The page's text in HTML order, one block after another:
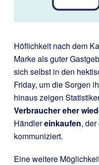
Höflichkeit nach dem
Marke als guter
sich selbst in den
Friday, um die Sorgen
hinaus zeigen
Verbraucher eher
Händlereinkaufen,
kommuniziert.
Eine weitere